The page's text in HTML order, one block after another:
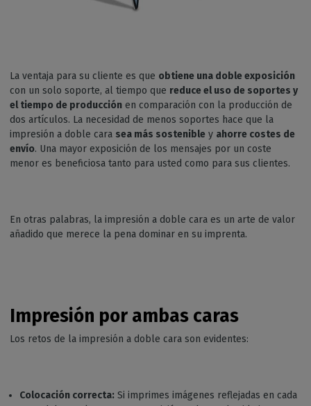
La ventaja para su cliente es que obtiene una doble exposición
con un solo soporte, al tiempo que reduce el uso de soportes y
el tiempo de producción en comparación con la producción de
dos artículos. La necesidad de menos soportes hace que la
impresión a doble cara sea más sostenible y ahorre costes de
envío. Una mayor exposición de los mensajes por un coste
menor es beneficiosa tanto para usted como para sus clientes.
En otras palabras, la impresión a doble cara es un arte de valor
añadido que merece la pena dominar en su imprenta.
Impresión por ambas caras
Los retos de la impresión a doble cara son evidentes:
Colocación correcta: Si imprimes imágenes reflejadas en cada